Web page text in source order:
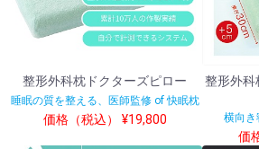
整形外科枕ドクターズピロー
睡眠の質を整える、医師監修 of 快眠枕
価格（税込） ¥19,800
整形外科
横向き
価